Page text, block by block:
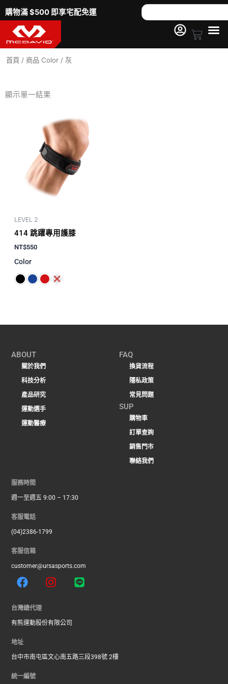
至
要
購物滿 $500 即享宅配免運 Search
Cart
首頁 / 商品 Color / 灰
顯示單一結果
LEVEL 2
414 跳躍專用護膝
NT$550
Color
ABOUT
關於我們
科技分析
產品研究
運動選手
運動醫療
FAQ
換貨流程
隱私政策
常見問題
SUP
購物車
訂單查詢
銷售門市
聯絡我們
台灣總代理
有熊運動股份有限公司
地址
台中市南屯區文心南五路三段398號 2樓
統一編號
服務時間
週一至週五 9:00 – 17:30
客服電話
(04)2386-1799
客服信箱
customer@ursasports.com
F
a
e
b
o
k
I
n
a
a
L
i